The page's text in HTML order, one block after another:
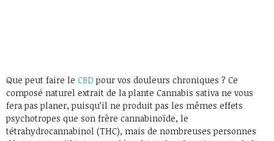
Que peut faire le CBD pour vos douleurs chroniques ? Ce
composé naturel extrait de la plante Cannabis sativa ne vous
fera pas planer, puisqu’il ne produit pas les mêmes effets
psychotropes que son frère cannabinoïde, le
tétrahydrocannabinol (THC), mais de nombreuses personnes